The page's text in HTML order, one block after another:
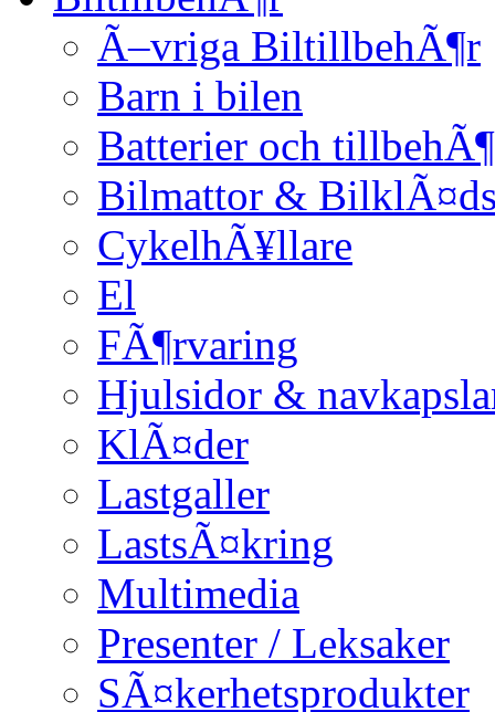
Ã–vriga BiltillbehÃ¶r
Barn i bilen
Batterier och
Bilmattor &
CykelhÃ¥llare
El
FÃ¶rvaring
Hjulsidor &
KlÃ¤der
Lastgaller
LastsÃ¤kring
Multimedia
Presenter / Leksaker
SÃ¤kerhetsprodukter